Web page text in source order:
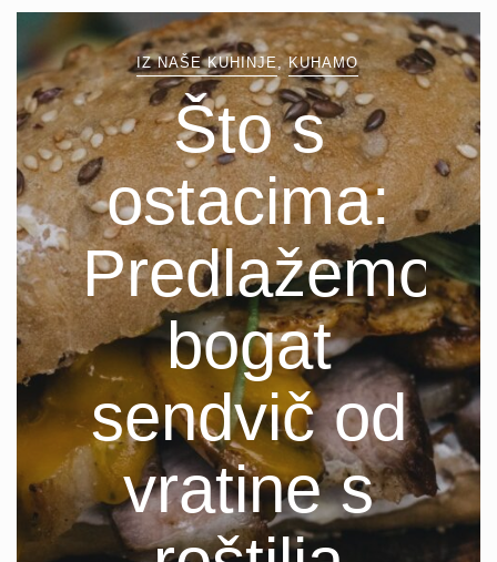
IZ NAŠE KUHINJE,KUHAMO
Što s
ostacima:
Predlažemo
bogat
sendvič od
vratine s